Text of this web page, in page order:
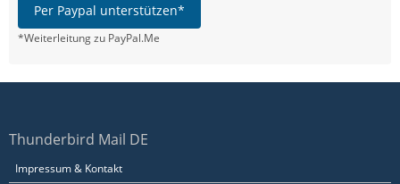
Per Paypal unterstützen*
*Weiterleitung zu PayPal.Me
Thunderbird Mail DE
Impressum & Kontakt